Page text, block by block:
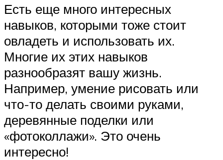
Есть еще много интересных
навыков, которыми тоже стоит
овладеть и использовать их.
Многие их этих навыков
разнообразят вашу жизнь.
Например, умение рисовать или
что-то делать своими руками,
деревянные поделки или
«фотоколлажи». Это очень
интересно!